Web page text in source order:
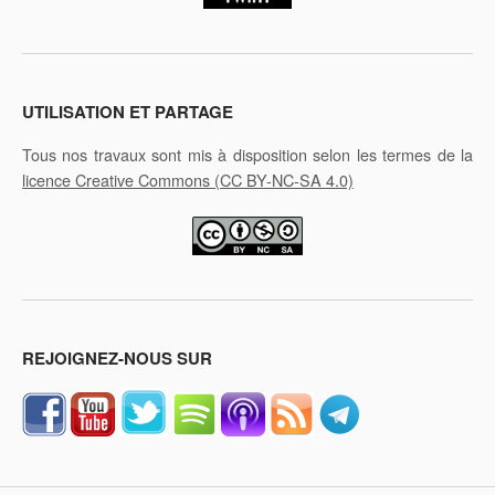
UTILISATION ET PARTAGE
Tous nos travaux sont mis à disposition selon les termes de la
licence Creative Commons (CC BY-NC-SA 4.0)
REJOIGNEZ-NOUS SUR